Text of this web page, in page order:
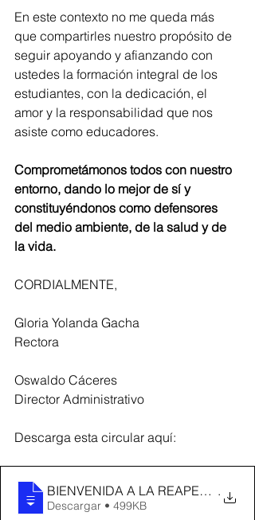
En este contexto no me queda más
que compartirles nuestro propósito de
seguir apoyando y afianzando con
ustedes la formación integral de los
estudiantes, con la dedicación, el
amor y la responsabilidad que nos
asiste como educadores.
Comprometámonos todos con nuestro
entorno, dando lo mejor de sí y
constituyéndonos como defensores
del medio ambiente, de la salud y de
la vida.
CORDIALMENTE,
Gloria Yolanda Gacha
Rectora
Oswaldo Cáceres
Director Administrativo
Descarga esta circular aquí:
BIENVENIDA A LA REAPERTURA
.
Descargar • 499KB